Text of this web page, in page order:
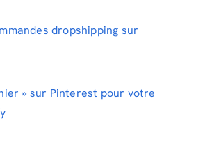
dropshipping sur
» sur Pinterest pour votre